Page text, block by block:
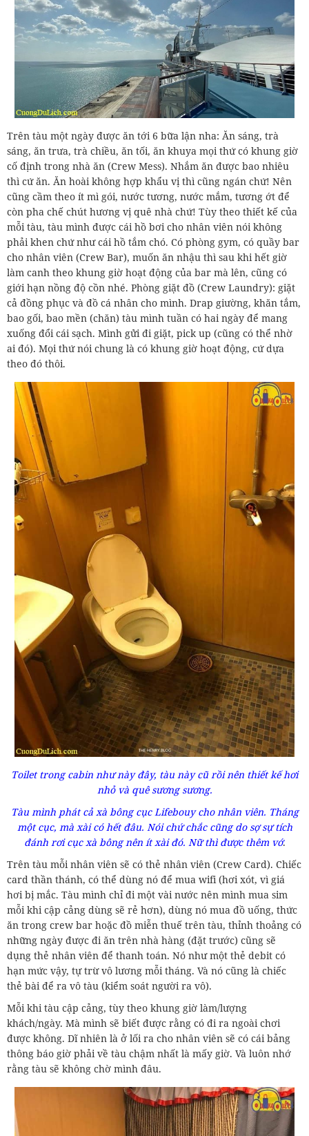
Trên tàu một ngày được ăn tới 6 bữa lận nha: Ăn sáng, trà
sáng, ăn trưa, trà chiều, ăn tối, ăn khuya mọi thứ có khung giờ
cố định trong nhà ăn (Crew Mess). Nhắm ăn được bao nhiêu
thì cứ ăn. Ăn hoài không hợp khẩu vị thì cũng ngán chứ! Nên
cũng cầm theo ít mì gói, nước tương, nước mắm, tương ớt để
còn pha chế chút hương vị quê nhà chứ! Tùy theo thiết kế của
mỗi tàu, tàu mình được cái hồ bơi cho nhân viên nói không
phải khen chứ như cái hồ tắm chó. Có phòng gym, có quầy bar
cho nhân viên (Crew Bar), muốn ăn nhậu thì sau khi hết giờ
làm canh theo khung giờ hoạt động của bar mà lên, cũng có
giới hạn nồng độ cồn nhé. Phòng giặt đồ (Crew Laundry): giặt
cả đồng phục và đồ cá nhân cho mình. Drap giường, khăn tắm,
bao gối, bao mền (chăn) tàu mình tuần có hai ngày để mang
xuống đổi cái sạch. Mình gửi đi giặt, pick up (cũng có thể nhờ
ai đó). Mọi thứ nói chung là có khung giờ hoạt động, cứ dựa
theo đó thôi.
Toilet trong cabin như này đây, tàu này cũ rồi nên thiết kế hơi
nhỏ và quê sương sương.
Tàu mình phát cả xà bông cục Lifebouy cho nhân viên. Tháng
một cục, mà xài có hết đâu. Nói chứ chắc cũng do sợ sự tích
đánh rơi cục xà bông nên ít xài đó. Nữ thì được thêm vớ.
Trên tàu mỗi nhân viên sẽ có thẻ nhân viên (Crew Card). Chiếc
card thần thánh, có thể dùng nó để mua wifi (hơi xót, vì giá
hơi bị mắc. Tàu mình chỉ đi một vài nước nên mình mua sim
mỗi khi cập cảng dùng sẽ rẻ hơn), dùng nó mua đồ uống, thức
ăn trong crew bar hoặc đồ miễn thuế trên tàu, thỉnh thoảng có
những ngày được đi ăn trên nhà hàng (đặt trước) cũng sẽ
dụng thẻ nhân viên để thanh toán. Nó như một thẻ debit có
hạn mức vậy, tự trừ vô lương mỗi tháng. Và nó cũng là chiếc
thẻ bài để ra vô tàu (kiểm soát người ra vô).
Mỗi khi tàu cập cảng, tùy theo khung giờ làm/lượng
khách/ngày. Mà mình sẽ biết được rằng có đi ra ngoài chơi
được không. Dĩ nhiên là ở lối ra cho nhân viên sẽ có cái bảng
thông báo giờ phải về tàu chậm nhất là mấy giờ. Và luôn nhớ
rằng tàu sẽ không chờ mình đâu.